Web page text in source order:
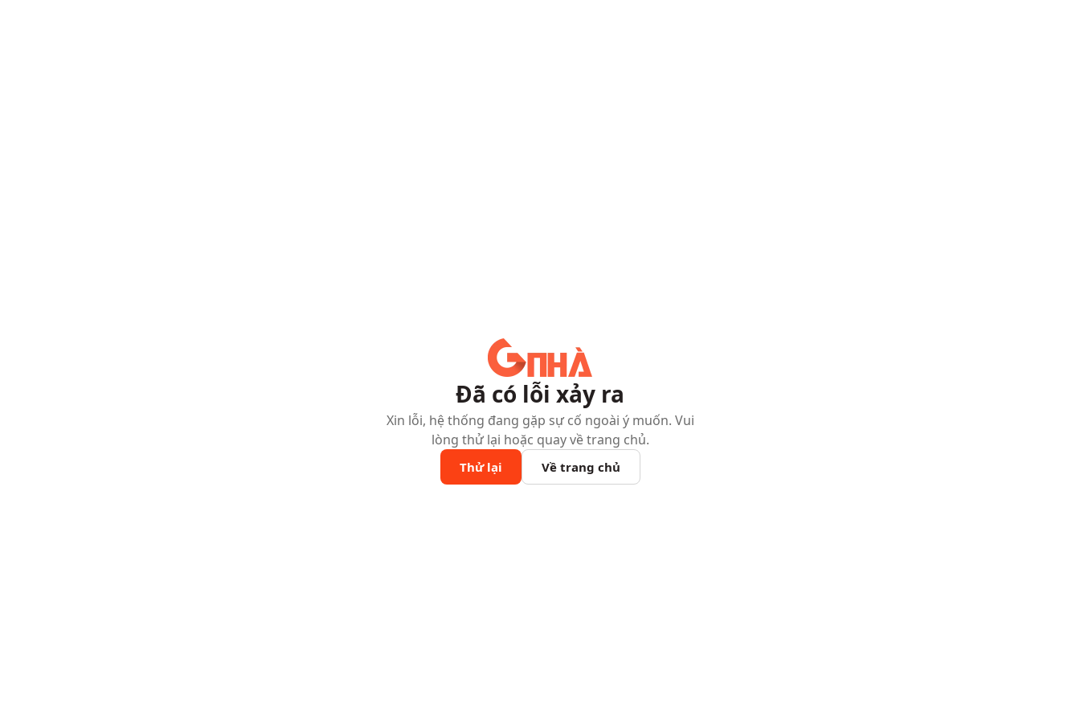
Đã có lỗi xảy ra
Xin lỗi, hệ thống đang gặp sự cố ngoài ý muốn. Vui
lòng thử lại hoặc quay về trang chủ.
Thử lại Về trang chủ